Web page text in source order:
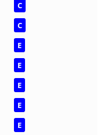
C
C
E
E
E
E
E